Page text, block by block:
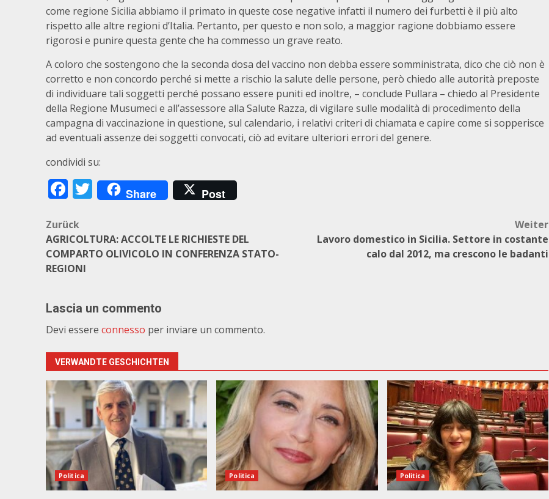
come regione Sicilia abbiamo il primato in queste cose negative infatti il numero dei furbetti è il più alto
rispetto alle altre regioni d’Italia. Pertanto, per questo e non solo, a maggior ragione dobbiamo essere
rigorosi e punire questa gente che ha commesso un grave reato.
A coloro che sostengono che la seconda dosa del vaccino non debba essere somministrata, dico che ciò non è
corretto e non concordo perché si mette a rischio la salute delle persone, però chiedo alle autorità preposte
di individuare tali soggetti perché possano essere puniti ed inoltre, – conclude Pullara – chiedo al Presidente
della Regione Musumeci e all’assessore alla Salute Razza, di vigilare sulle modalità di procedimento della
campagna di vaccinazione in questione, sul calendario, i relativi criteri di chiamata e capire come si sopperisce
ad eventuali assenze dei soggetti convocati, ciò ad evitare ulteriori errori del genere.
condividi su:
Facebook
Twitter
Share Post
Beitragsnavigation
Zurück
AGRICOLTURA: ACCOLTE LE RICHIESTE DEL
COMPARTO OLIVICOLO IN CONFERENZA STATO-
REGIONI
Weiter
Lavoro domestico in Sicilia. Settore in costante
calo dal 2012, ma crescono le badanti
Lascia un commento
Devi essere connesso per inviare un commento.
VERWANDTE GESCHICHTEN
Politica Politica Politica